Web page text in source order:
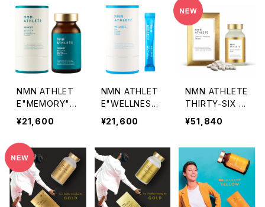
リーム
BCAA・Lアルギ
ニン・イヌリン配
NMN ATHLET
E"MEMORY"S
UPPLEMENT 1
20粒／NMN90
00㎎＋PQQ＋
CoQ10＋納豆キ
ナーゼ＋銀杏葉
エキス＋ヘスペ
リジン
¥21,600
NMN ATHLET
E"WELLNES
S"POWDER 3
0包／NMN120
ダー＋ビタミンC
＋ビタミンE＋ミ
ネラル含有
¥21,600
NMN ATHLETE
THIRTY-SIX T
HOUSAND 36
000 サプリメン
月分】国内製造
NMN純度99.
9％36000㎎配
合
¥51,840